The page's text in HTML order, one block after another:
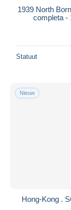
1939 North
completa -
Statuut
Nieuw
Hong-Kong .